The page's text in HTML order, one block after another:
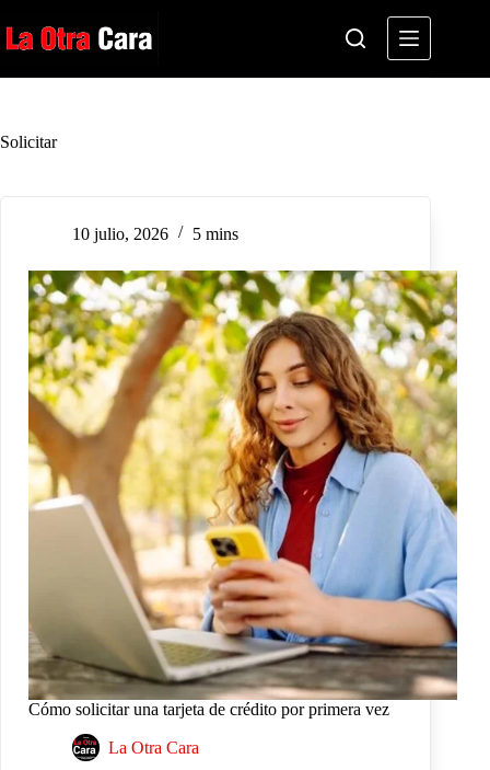
al
contenido
Solicitar
10 julio, 2026 5 mins
Cómo solicitar una tarjeta de crédito por primera vez
La Otra Cara